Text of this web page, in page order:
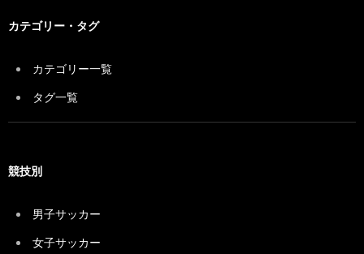
カテゴリー・タグ
カテゴリー一覧
タグ一覧
競技別
男子サッカー
女子サッカー